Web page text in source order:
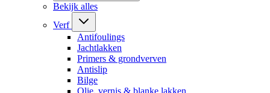
Bekijk alles
Verf
Antifoulings
Jachtlakken
Primers & grondverven
Antislip
Bilge
Olie, vernis & blanke lakken